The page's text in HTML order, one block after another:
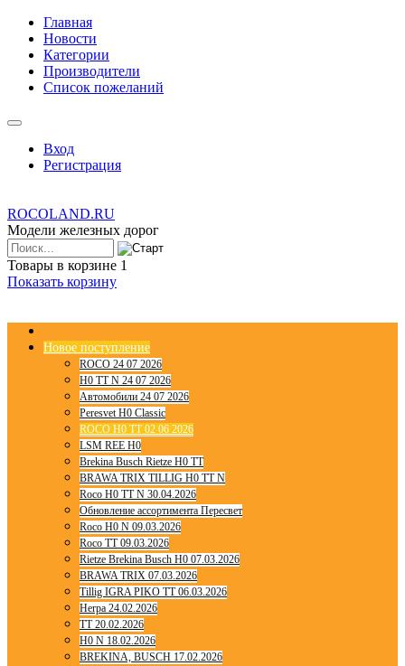
Главная
Новости
Категории
Производители
Список пожеланий
Вход
Регистрация
ROCOLAND.RU
Модели железных дорог
Товары в корзине 1
Показать корзину
Новое поступление
ROCO 24 07 2026
H0 TT N 24 07 2026
Автомобили 24 07 2026
Peresvet H0 Classic
ROCO H0 TT 02 06 2026
LSM REE H0
Brekina Busch Rietze H0 TT
BRAWA TRIX TILLIG H0 TT N
Roco H0 TT N 30.04.2026
Обновление ассортимента Пересвет
Roco H0 N 09.03.2026
Roco TT 09.03.2026
Rietze Brekina Busch H0 07.03.2026
BRAWA TRIX 07.03.2026
Tillig IGRA PIKO TT 06.03.2026
Herpa 24.02.2026
TT 20.02.2026
H0 N 18.02.2026
BREKINA, BUSCH 17.02.2026